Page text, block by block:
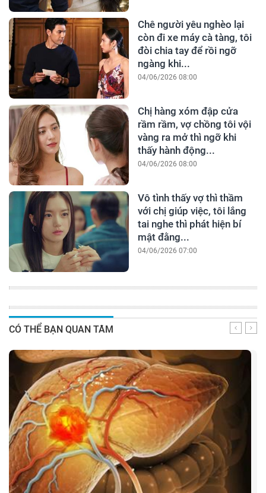
Chê người yêu nghèo lại
còn đi xe máy cà tàng, tôi
đòi chia tay để rồi ngỡ
ngàng khi...
04/06/2026 08:00
Chị hàng xóm đập cửa
rầm rầm, vợ chồng tôi vội
vàng ra mở thì ngỡ khi
thấy hành động...
04/06/2026 08:00
Vô tình thấy vợ thì thầm
với chị giúp việc, tôi lắng
tai nghe thì phát hiện bí
mật đằng...
04/06/2026 07:00
CÓ THỂ BẠN QUAN TÂM